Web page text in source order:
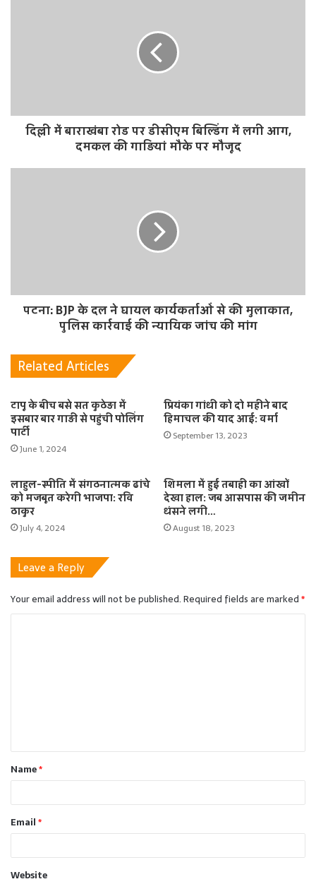
दिल्ली में बाराखंबा रोड पर डीसीएम बिल्डिंग में लगी आग,
दमकल की गाड़ियां मौके पर मौजूद
पटना: BJP के दल ने घायल कार्यकर्ताओं से की मुलाकात,
पुलिस कार्रवाई की न्यायिक जांच की मांग
Related Articles
टापू के बीच बसे सत कुठेड़ा में
इसबार बार गाड़ी से पहुंची पोलिंग
पार्टी
June 1, 2024
प्रियंका गांधी को दो महीने बाद
हिमाचल की याद आई: वर्मा
September 13, 2023
लाहुल-स्पीति में संगठनात्मक ढांचे
को मजबूत करेगी भाजपा: रवि
ठाकुर
July 4, 2024
शिमला में हुई तबाही का आंखों
देखा हाल: जब आसपास की जमीन
धंसने लगी…
August 18, 2023
Leave a Reply
Your email address will not be published.Required fields are marked*
t
*Name*
Email*
Website